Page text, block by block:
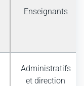
Enseignants
Administratifs
et direction